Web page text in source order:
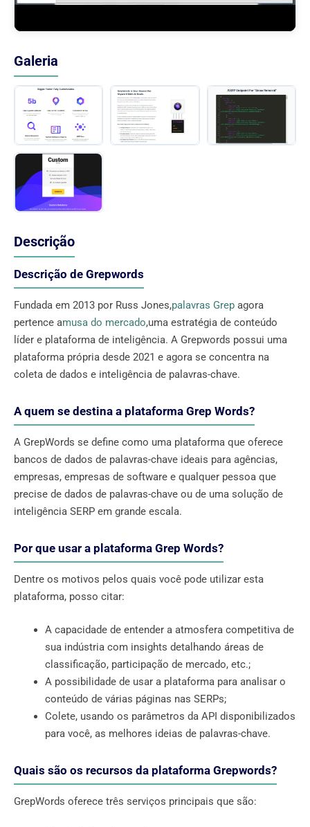
Galeria
Descrição
Descrição de Grepwords
Fundada em 2013 por Russ Jones,palavras Grep agora
pertence amusa do mercado,uma estratégia de conteúdo
líder e plataforma de inteligência. A Grepwords possui uma
plataforma própria desde 2021 e agora se concentra na
coleta de dados e inteligência de palavras-chave.
A quem se destina a plataforma Grep Words?
A GrepWords se define como uma plataforma que oferece
bancos de dados de palavras-chave ideais para agências,
empresas, empresas de software e qualquer pessoa que
precise de dados de palavras-chave ou de uma solução de
inteligência SERP em grande escala.
Por que usar a plataforma Grep Words?
Dentre os motivos pelos quais você pode utilizar esta
plataforma, posso citar:
A capacidade de entender a atmosfera competitiva de
sua indústria com insights detalhando áreas de
classificação, participação de mercado, etc.;
A possibilidade de usar a plataforma para analisar o
conteúdo de várias páginas nas SERPs;
Colete, usando os parâmetros da API disponibilizados
para você, as melhores ideias de palavras-chave.
Quais são os recursos da plataforma Grepwords?
GrepWords oferece três serviços principais que são: